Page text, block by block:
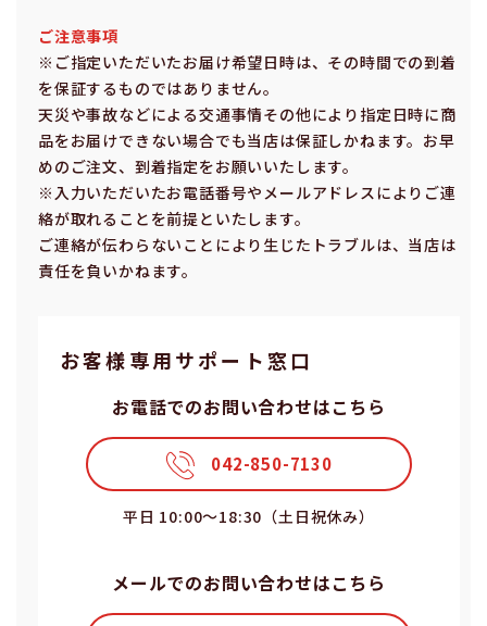
ご注意事項
※ご指定いただいたお届け希望⽇時は、その時間での到着
を保証するものではありません。
天災や事故などによる交通事情その他により指定⽇時に商
品をお届けできない場合でも当店は保証しかねます。お早
めのご注⽂、到着指定をお願いいたします。
※⼊⼒いただいたお電話番号やメールアドレスによりご連
絡が取れることを前提といたします。
ご連絡が伝わらないことにより⽣じたトラブルは、当店は
責任を負いかねます。
お客様専⽤サポート窓⼝
お電話でのお問い合わせはこちら
042-850-7130
平⽇ 10:00〜18:30（⼟⽇祝休み）
メールでのお問い合わせはこちら